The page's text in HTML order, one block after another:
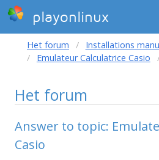
playonlinux
Het forum
Installations
Emulateur Calculatrice Casio
Het forum
Answer to topic:
Casio